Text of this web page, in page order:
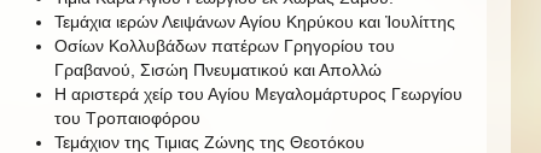
Τεμάχια ιερών Λειψάνων Αγίου Κηρύκου και Ἰουλίττης
Οσίων Κολλυβάδων πατέρων Γρηγορίου του
Γραβανού, Σισώη Πνευματικού και Απολλώ
Η αριστερά χείρ του Αγίου Μεγαλομάρτυρος Γεωργίου
του Τροπαιοφόρου
Τεμάχιον της Τιμιας Ζώνης της Θεοτόκου